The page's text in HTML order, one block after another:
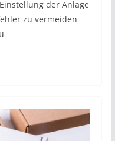
der Anlage
zu vermeiden